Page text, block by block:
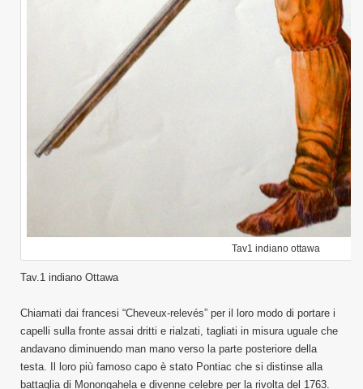
Tav1 indiano ottawa
Tav.1 indiano Ottawa
Chiamati dai francesi “Cheveux-relevés” per il loro modo di portare i
capelli sulla fronte assai dritti e rialzati, tagliati in misura uguale che
andavano diminuendo man mano verso la parte posteriore della
testa. Il loro più famoso capo è stato Pontiac che si distinse alla
battaglia di Monongahela e divenne celebre per la rivolta del 1763.